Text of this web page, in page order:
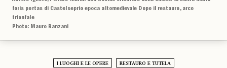
foris portas di Castelseprio epoca altomedievale Dopo il restauro, arco
trionfale
Photo: Mauro Ranzani
I LUOGHI E LE OPERE RESTAURO E TUTELA